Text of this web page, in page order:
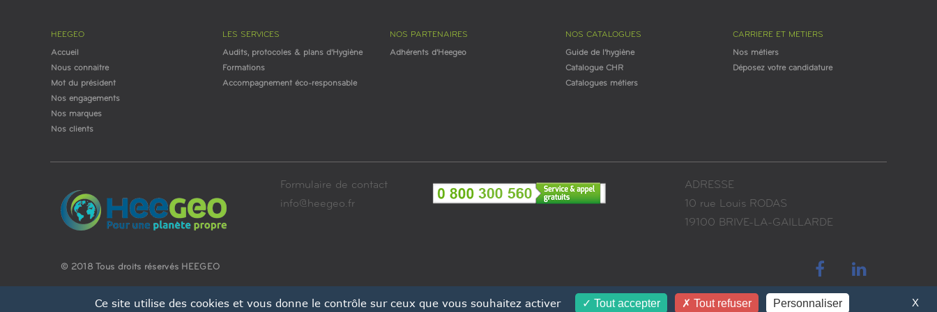
HEEGEO
Accueil
Nous connaitre
Mot du président
Nos engagements
Nos marques
Nos clients
LES SERVICES
Audits, protocoles & plans d'Hygiène
Formations
Accompagnement éco-responsable
NOS PARTENAIRES
Adhérents d'Heegeo
NOS CATALOGUES
Guide de l'hygiène
Catalogue CHR
Catalogues métiers
CARRIERE ET METIERS
Nos métiers
Déposez votre candidature
© 2018 Tous droits réservés HEEGEO
Formulaire de contact
info@heegeo.fr
ADRESSE
10 rue Louis RODAS
19100 BRIVE-LA-GAILLARDE
X
Ce site utilise des cookies et vous donne le contrôle sur ceux que vous souhaitez activer Tout accepter Tout refuser Personnaliser